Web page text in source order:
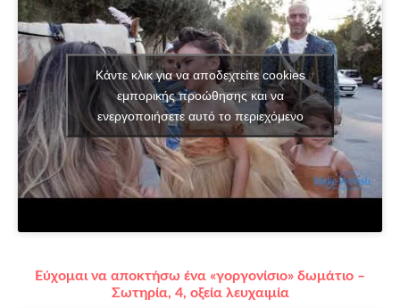
Κάντε κλικ για να αποδεχτείτε cookies
εμπορικής προώθησης και να
ενεργοποιήσετε αυτό το περιεχόμενο
Εύχομαι να αποκτήσω ένα «γοργονίσιο» δωμάτιο –
Σωτηρία, 4, οξεία λευχαιμία